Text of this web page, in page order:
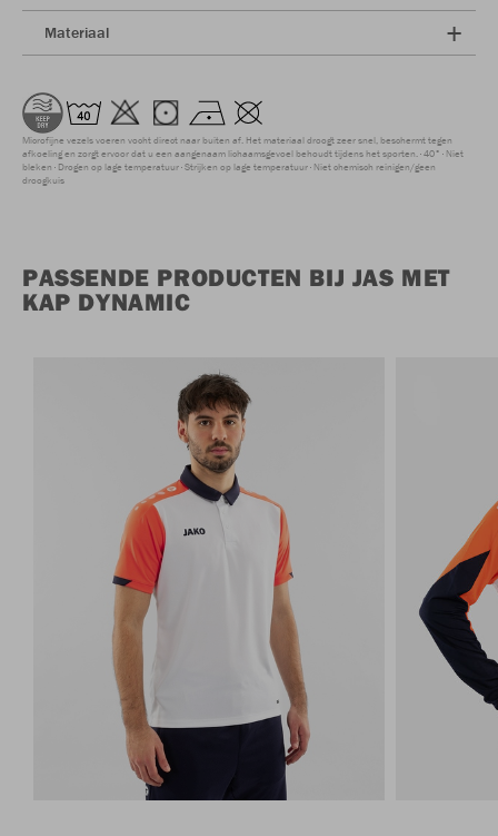
Materiaal
Microfijne vezels voeren vocht direct naar buiten af. Het materiaal droogt zeer snel, beschermt tegen
afkoeling en zorgt ervoor dat u een aangenaam lichaamsgevoel behoudt tijdens het sporten. 40° Niet
bleken Drogen op lage temperatuur Strijken op lage temperatuur Niet chemisch reinigen/geen
droogkuis
PASSENDE PRODUCTEN BIJ JAS MET
KAP DYNAMIC